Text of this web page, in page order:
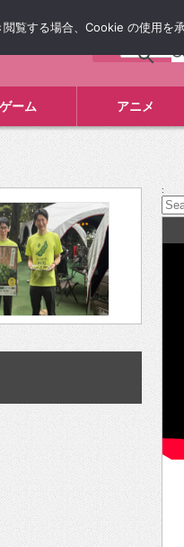
ゲーム アニメ
:
覧する場合、Cookie の使用を